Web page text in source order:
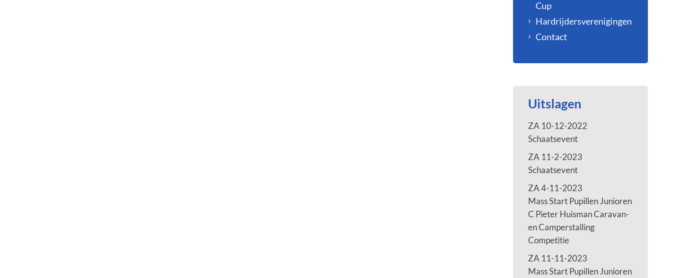
Cup
Hardrijdersverenigingen
Contact
Uitslagen
ZA 10-12-2022
Schaatsevent
ZA 11-2-2023
Schaatsevent
ZA 4-11-2023
Mass Start Pupillen Junioren
C Pieter Huisman Caravan-
en Camperstalling
Competitie
ZA 11-11-2023
Mass Start Pupillen Junioren